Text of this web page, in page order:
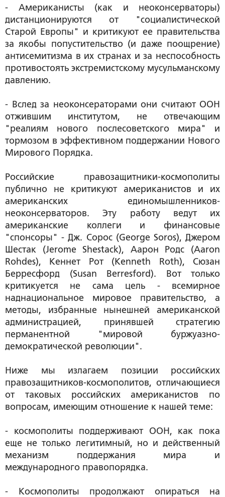
- Американисты (как и неоконсерваторы)
дистанционируются от "социалистической
Старой Европы" и критикуют ее правительства
за якобы попустительство (и даже поощрение)
антисемитизма в их странах и за неспособность
противостоять экстремистскому мусульманскому
давлению.
- Вслед за неоконсераторами они считают ООН
отжившим институтом, не отвечающим
"реалиям нового послесоветского мира" и
тормозом в эффективном поддержании Нового
Мирового Порядка.
Российские правозащитники-космополиты
публично не критикуют американистов и их
американских единомышленников-
неоконсерваторов. Эту работу ведут их
американские коллеги и финансовые
"спонсоры" - Дж. Сорос (George Soros), Джерoм
Шестак (Jerome Shestack), Аарон Родс (Aaron
Rohdеs), Кеннет Рот (Kenneth Roth), Сюзан
Берресфорд (Susan Berresford). Вот только
критикуется не сама цель - всемирное
наднациональное мировое правительство, а
методы, избранные нынешней американской
администрацией, принявшей стратегию
перманентной "мировой буржуазно-
демократической революции".
Ниже мы излагаем позиции российских
правозащитников-космополитов, отличающиеся
от таковых российских американистов по
вопросам, имеющим отношение к нашей теме:
- космополиты поддерживают ООН, как пока
еще не только легитимный, но и действенный
механизм поддержания мира и
международного правопорядка.
- Космополиты продолжают опираться на